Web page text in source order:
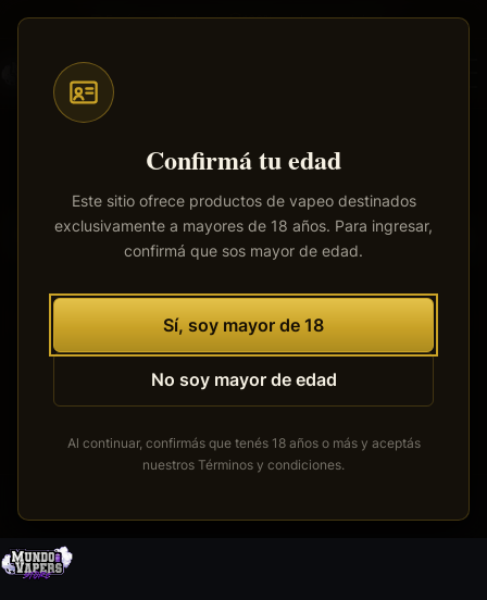
Confirmá tu edad
Este sitio ofrece productos de vapeo destinados
exclusivamente a mayores de 18 años. Para ingresar,
confirmá que sos mayor de edad.
Sí, soy mayor de 18
No soy mayor de edad
Al continuar, confirmás que tenés 18 años o más y aceptás
nuestros Términos y condiciones.
Saltar
contenido
principal
Envíos a todo el país· 100% productos originales
Tenemos grandes proyectos
Se está cocinando algo grande. Nuestra tienda está en
obras y pronto abrirá sus puertas.